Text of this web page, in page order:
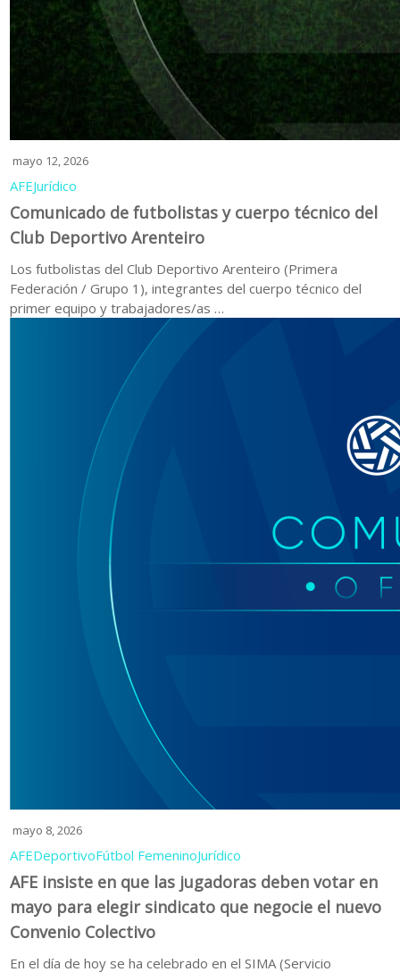
mayo 12, 2026
AFEJurídico
Comunicado de futbolistas y cuerpo técnico del
Club Deportivo Arenteiro
Los futbolistas del Club Deportivo Arenteiro (Primera
Federación / Grupo 1), integrantes del cuerpo técnico del
primer equipo y trabajadores/as …
mayo 8, 2026
AFEDeportivoFútbol FemeninoJurídico
AFE insiste en que las jugadoras deben votar en
mayo para elegir sindicato que negocie el nuevo
Convenio Colectivo
En el día de hoy se ha celebrado en el SIMA (Servicio